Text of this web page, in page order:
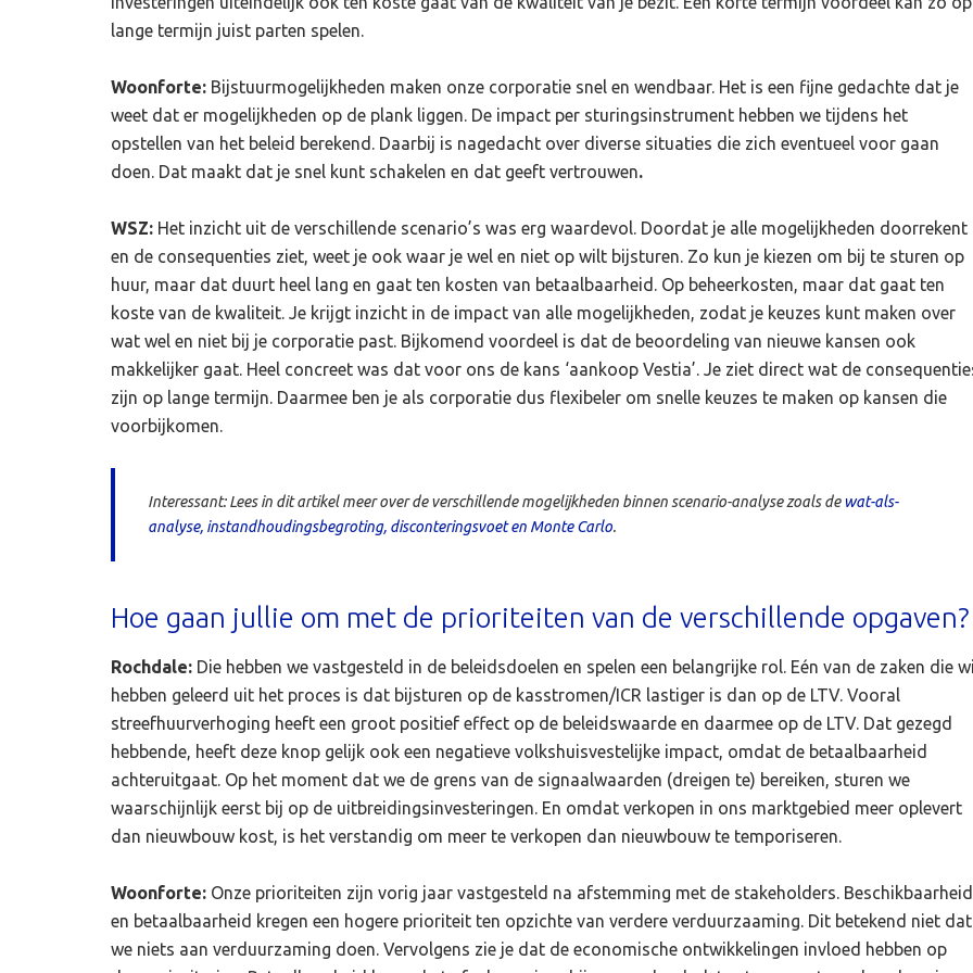
lange termijn juist parten spelen.
Woonforte: Bijstuurmogelijkheden maken onze corporatie snel en wendbaar. Het is een fijne gedachte dat je
weet dat er mogelijkheden op de plank liggen. De impact per sturingsinstrument hebben we tijdens het
opstellen van het beleid berekend. Daarbij is nagedacht over diverse situaties die zich eventueel voor gaan
doen. Dat maakt dat je snel kunt schakelen en dat geeft vertrouwen.
WSZ: Het inzicht uit de verschillende scenario’s was erg waardevol. Doordat je alle mogelijkheden doorrekent
en de consequenties ziet, weet je ook waar je wel en niet op wilt bijsturen. Zo kun je kiezen om bij te sturen op
huur, maar dat duurt heel lang en gaat ten kosten van betaalbaarheid. Op beheerkosten, maar dat gaat ten
koste van de kwaliteit. Je krijgt inzicht in de impact van alle mogelijkheden, zodat je keuzes kunt maken over
wat wel en niet bij je corporatie past. Bijkomend voordeel is dat de beoordeling van nieuwe kansen ook
makkelijker gaat. Heel concreet was dat voor ons de kans ‘aankoop Vestia’. Je ziet direct wat de
zijn op lange termijn. Daarmee ben je als corporatie dus flexibeler om snelle keuzes te maken op kansen die
voorbijkomen.
Interessant: Lees in dit artikel meer over de verschillende mogelijkheden binnen scenario-analyse zoals dewat-als-
analyse, instandhoudingsbegroting, disconteringsvoet en Monte Carlo.
Hoe gaan jullie om met de prioriteiten van de verschillende opgaven?
Rochdale: Die hebben we vastgesteld in de beleidsdoelen en spelen een belangrijke rol. Eén van de zaken die
hebben geleerd uit het proces is dat bijsturen op de kasstromen/ICR lastiger is dan op de LTV. Vooral
streefhuurverhoging heeft een groot positief effect op de beleidswaarde en daarmee op de LTV. Dat gezegd
hebbende, heeft deze knop gelijk ook een negatieve volkshuisvestelijke impact, omdat de betaalbaarheid
achteruitgaat. Op het moment dat we de grens van de signaalwaarden (dreigen te) bereiken, sturen we
waarschijnlijk eerst bij op de uitbreidingsinvesteringen. En omdat verkopen in ons marktgebied meer oplevert
dan nieuwbouw kost, is het verstandig om meer te verkopen dan nieuwbouw te temporiseren.
Woonforte: Onze prioriteiten zijn vorig jaar vastgesteld na afstemming met de stakeholders. Beschikbaarheid
en betaalbaarheid kregen een hogere prioriteit ten opzichte van verdere verduurzaaming. Dit betekend niet dat
we niets aan verduurzaming doen. Vervolgens zie je dat de economische ontwikkelingen invloed hebben op